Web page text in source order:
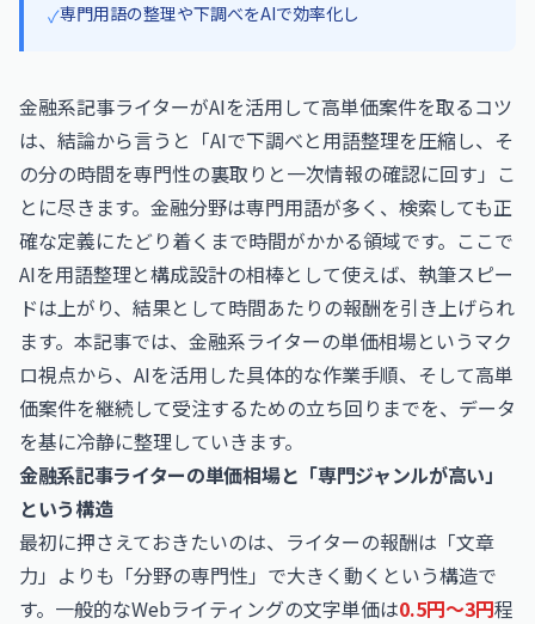
✓専門用語の整理や下調べをAIで効率化し
金融系記事ライターがAIを活用して高単価案件を取るコツ
は、結論から言うと「AIで下調べと用語整理を圧縮し、そ
の分の時間を専門性の裏取りと一次情報の確認に回す」こ
とに尽きます。金融分野は専門用語が多く、検索しても正
確な定義にたどり着くまで時間がかかる領域です。ここで
AIを用語整理と構成設計の相棒として使えば、執筆スピー
ドは上がり、結果として時間あたりの報酬を引き上げられ
ます。本記事では、金融系ライターの単価相場というマク
ロ視点から、AIを活用した具体的な作業手順、そして高単
価案件を継続して受注するための立ち回りまでを、データ
を基に冷静に整理していきます。
金融系記事ライターの単価相場と「専門ジャンルが高い」
という構造
最初に押さえておきたいのは、ライターの報酬は「文章
力」よりも「分野の専門性」で大きく動くという構造で
す。一般的なWebライティングの文字単価は0.5円〜3円程